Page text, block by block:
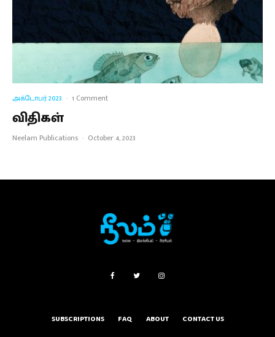
அக்டோபர் 2023 · 1 Comment
விதிகள்
Neelam Publications · October 4, 2023
SUBSCRIPTIONS FAQ ABOUT CONTACT US